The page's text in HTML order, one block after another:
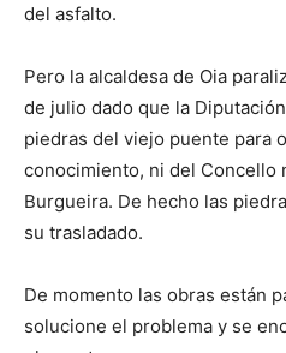
del asfalto.
Pero la alcaldesa de Oia
de julio dado que la
piedras del viejo puente para
conocimiento, ni del Concello
Burgueira. De hecho las
su trasladado.
De momento las obras están
solucione el problema y se